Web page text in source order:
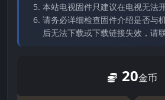
本站电视固件只建议在电视无法
请务必详细检查固件介绍是否与
后无法下载或下载链接失效，请
20金币